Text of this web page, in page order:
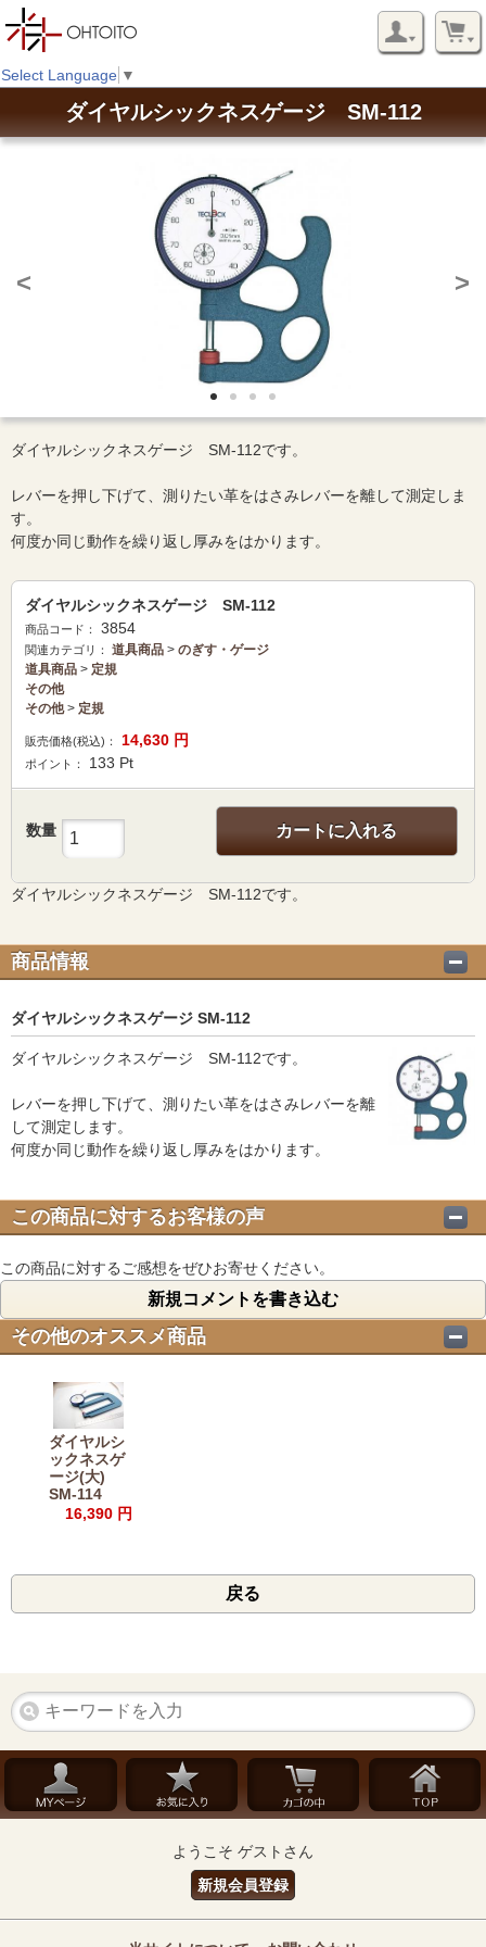
Select Language ▼
ダイヤルシックネスゲージ SM-112
< >
ダイヤルシックネスゲージ SM-112です。
レバーを押し下げて、測りたい革をはさみレバーを離して測定しま
す。
何度か同じ動作を繰り返し厚みをはかります。
ダイヤルシックネスゲージ SM-112
商品コード： 3854
関連カテゴリ： 道具商品 > のぎす・ゲージ
道具商品 > 定規
その他
その他> 定規
販売価格(税込)： 14,630 円
ポイント： 133 Pt
数量 カートに入れる
ダイヤルシックネスゲージ SM-112です。
商品情報
ダイヤルシックネスゲージ SM-112
ダイヤルシックネスゲージ SM-112です。
レバーを押し下げて、測りたい革をはさみレバーを離
して測定します。
何度か同じ動作を繰り返し厚みをはかります。
この商品に対するお客様の声
この商品に対するご感想をぜひお寄せください。
新規コメントを書き込む
その他のオススメ商品
ダイヤルシ
ックネスゲ
ージ(大)
SM-114
16,390 円
戻る
ようこそ ゲストさん
新規会員登録